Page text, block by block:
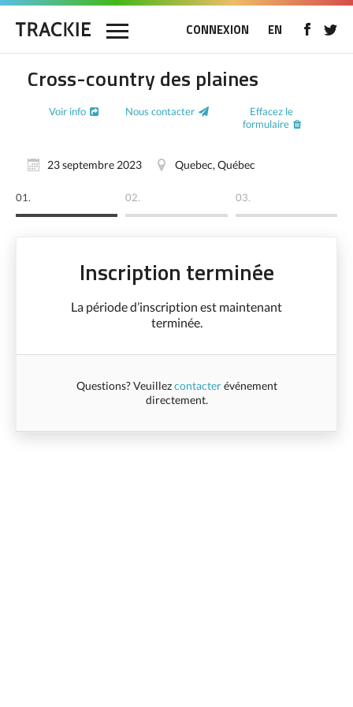
CONNEXION EN
Cross-country des plaines
Voir info Nous contacter
Effacez le
formulaire
23 septembre 2023 Quebec, Québec
01. 02. 03.
Inscription terminée
La période d’inscription est maintenant
terminée.
Questions? Veuillezcontacterévénement
directement.